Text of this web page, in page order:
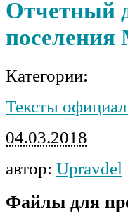
Отчетный
поселения
Категории:
Тексты
04.03.2018
автор: Upravdel
Файлы для